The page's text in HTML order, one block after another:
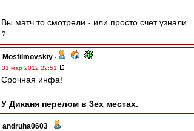
Вы матч то смотрели - или просто счет узнали
?
Mosfilmovskiy -
31 мар 2012 22:51
Срочная инфа!
У Диканя перелом в 3ех местах.
andruha0603 -